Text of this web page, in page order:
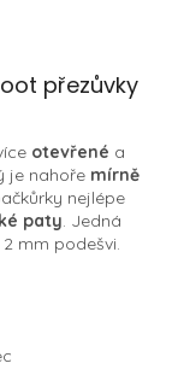
přezůvky
otevřené a
je nahoře mírně
nejlépe
paty. Jedná
mm podešvi.